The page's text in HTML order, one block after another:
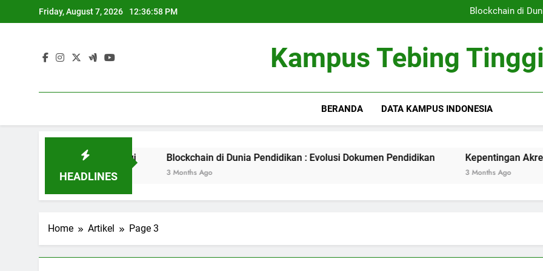
to
Friday, August 7, 2026 12:36:59 PM
Blockchain di
Kepentingan Akreditasi
Blockchain di
Kepentingan Akreditasi
Kampus Tebing Tinggi
BERANDA DATA KAMPUS INDONESIA
HEADLINES
Blockchain di Dunia Pendidikan : Evolusi Dokumen Pendidikan
3 Months Ago
Kepentingan Akreditasi Kurir
Home Artikel Page 3